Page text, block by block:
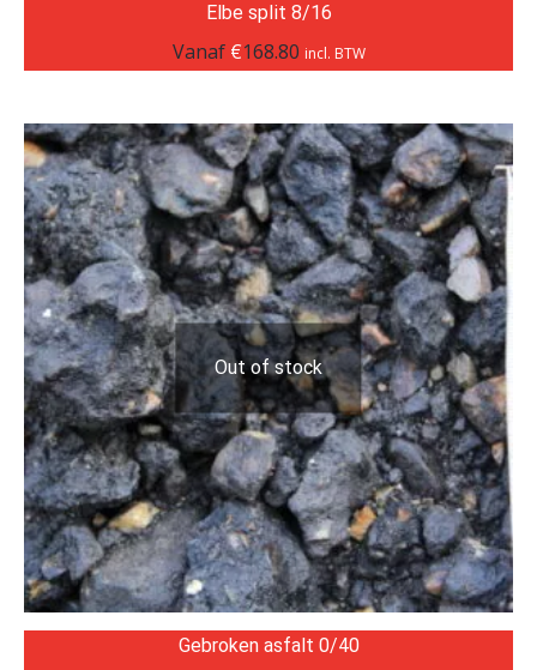
Elbe split 8/16
Vanaf €168.80 incl. BTW
Out of stock
Gebroken asfalt 0/40